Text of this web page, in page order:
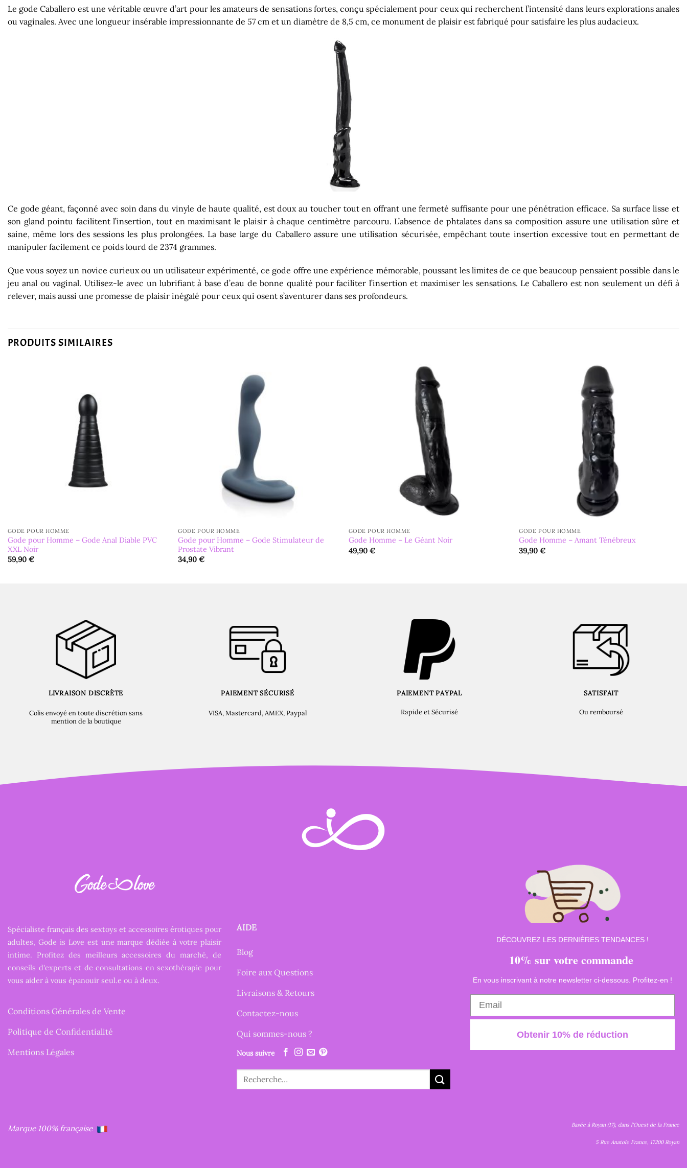
Le gode Caballero est une véritable œuvre d’art pour les amateurs de sensations fortes, conçu spécialement pour ceux qui recherchent l’intensité dans leurs explorations anales
ou vaginales. Avec une longueur insérable impressionnante de 57 cm et un diamètre de 8,5 cm, ce monument de plaisir est fabriqué pour satisfaire les plus audacieux.
Ce gode géant, façonné avec soin dans du vinyle de haute qualité, est doux au toucher tout en offrant une fermeté suffisante pour une pénétration efficace. Sa surface lisse et
son gland pointu facilitent l’insertion, tout en maximisant le plaisir à chaque centimètre parcouru. L’absence de phtalates dans sa composition assure une utilisation sûre et
saine, même lors des sessions les plus prolongées. La base large du Caballero assure une utilisation sécurisée, empêchant toute insertion excessive tout en permettant de
manipuler facilement ce poids lourd de 2374 grammes.
Que vous soyez un novice curieux ou un utilisateur expérimenté, ce gode offre une expérience mémorable, poussant les limites de ce que beaucoup pensaient possible dans le
jeu anal ou vaginal. Utilisez-le avec un lubrifiant à base d’eau de bonne qualité pour faciliter l’insertion et maximiser les sensations. Le Caballero est non seulement un défi à
relever, mais aussi une promesse de plaisir inégalé pour ceux qui osent s’aventurer dans ses profondeurs.
PRODUITS SIMILAIRES
GODE POUR HOMME
Gode pour Homme – Gode Anal Diable PVC
XXL Noir
59,90 €
GODE POUR HOMME
Gode pour Homme – Gode Stimulateur de
Prostate Vibrant
34,90€
GODE POUR HOMME
Gode Homme – Le Géant Noir
49,90 €
GODE POUR HOMME
Gode Homme – Amant Ténébreux
39,90€
LIVRAISON DISCRÈTE
Colis envoyé en toute discrétion sans
mention de la boutique
PAIEMENT SÉCURISÉ
VISA, Mastercard, AMEX, Paypal
PAIEMENT PAYPAL
Rapide et Sécurisé
SATISFAIT
Ou remboursé
Spécialiste français des sextoys et accessoires érotiques pour
adultes, Gode is Love est une marque dédiée à votre plaisir
intime. Profitez des meilleurs accessoires du marché, de
conseils d'experts et de consultations en sexothérapie pour
vous aider à vous épanouir seul.e ou à deux.
Conditions Générales de Vente
Politique de Confidentialité
Mentions Légales
AIDE
Blog
Foire aux Questions
Livraisons & Retours
Contactez-nous
Qui sommes-nous ?
Nous suivre
Recherche
DÉCOUVREZ LES DERNIÈRES TENDANCES !
10% sur votre commande
En vous inscrivant à notre newsletter ci-dessous. Profitez-en !
Obtenir 10% de réduction
Marque 100% française Basée à Royan (17), dans l'Ouest de la France
5 Rue Anatole France, 17200 Royan